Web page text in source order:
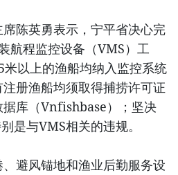
陈英勇表示，宁平省决心完
航程监控设备（VMS）工
以上的渔船均纳入监控系统
册渔船均须取得捕捞许可证
库（Vnfishbase）；坚决
是与VMS相关的违规。
避风锚地和渔业后勤服务设